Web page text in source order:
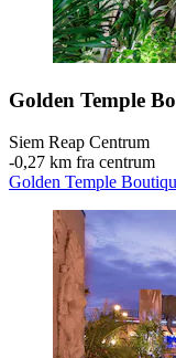
Golden Temple
Siem Reap Centrum
‐0,27 km fra centrum
Golden Temple